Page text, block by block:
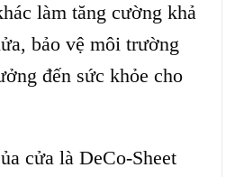
làm tăng cường khả
bảo vệ môi trường
đến sức khỏe cho
cửa là DeCo-Sheet